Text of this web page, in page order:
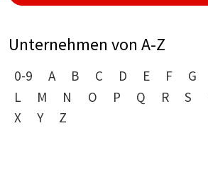
Unternehmen von A-Z
0-9 A B C D E F G
L
M N O P Q R S
X
Y Z